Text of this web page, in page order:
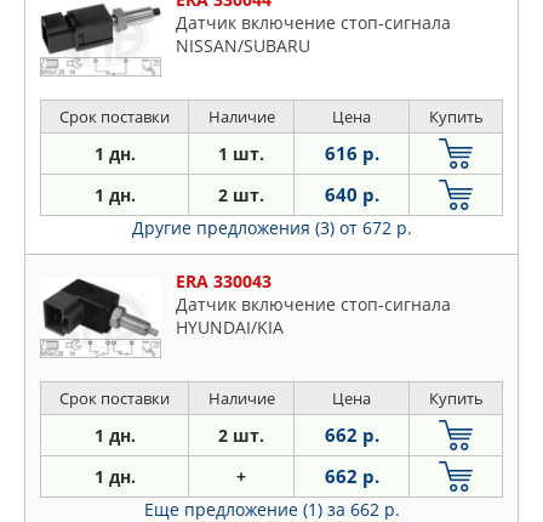
Датчик включение стоп-сигнала
NISSAN/SUBARU
Срок поставки Наличие Цена Купить
1 дн. 1 шт. 616 р.
1 дн. 2 шт. 640 р.
Другие предложения (3) от 672 р.
ERA 330043
Датчик включение стоп-сигнала
HYUNDAI/KIA
Срок поставки Наличие Цена Купить
1 дн. 2 шт. 662 р.
1 дн. + 662 р.
Еще предложение (1) за 662 р.